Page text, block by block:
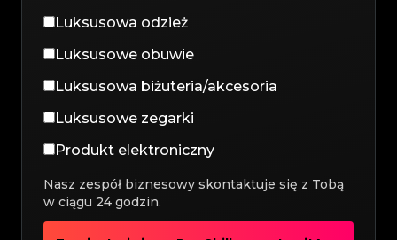
Luksusowa odzież
Luksusowe obuwie
Luksusowa biżuteria/akcesoria
Luksusowe zegarki
Produkt elektroniczny
Nasz zespół biznesowy skontaktuje się z Tobą
w ciągu 24 godzin.